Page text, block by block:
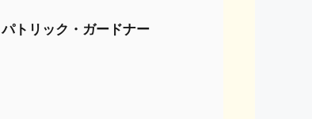
パトリック・ガードナー